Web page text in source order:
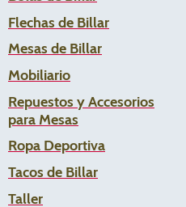
Flechas de Billar
Mesas de Billar
Mobiliario
Repuestos y Accesorios
para Mesas
Ropa Deportiva
Tacos de Billar
Taller